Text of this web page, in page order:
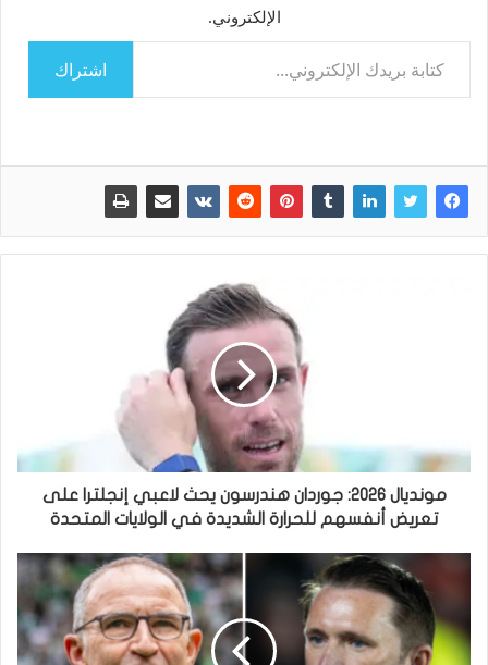
الإلكتروني.
كتابة بريدك الإلكتروني...
اشتراك
مونديال 2026: جوردان هندرسون يحث لاعبي إنجلترا على
تعريض أنفسهم للحرارة الشديدة في الولايات المتحدة